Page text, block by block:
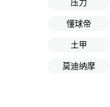
压力
懂球帝
土甲
莫迪纳摩